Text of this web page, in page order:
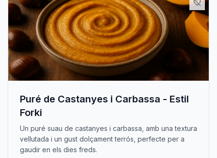
Puré de Castanyes i Carbassa - Estil
Forki
Un puré suau de castanyes i carbassa, amb una textura
vellutada i un gust dolçament terrós, perfecte per a
gaudir en els dies freds.